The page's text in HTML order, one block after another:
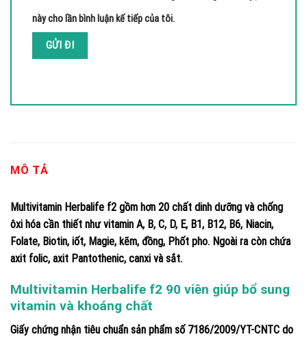
MÔ TẢ
Multivitamin Herbalife f2 gồm hơn 20 chất dinh dưỡng và chống
ôxi hóa cần thiết như vitamin A, B, C, D, E, B1, B12, B6, Niacin,
Folate, Biotin, iốt, Magie, kẽm, đồng, Phốt pho. Ngoài ra còn chứa
axit folic, axit Pantothenic, canxi và sắt.
Multivitamin Herbalife f2 90 viên giúp bổ sung
vitamin và khoáng chất
Giấy chứng nhận tiêu chuẩn sản phẩm số 7186/2009/YT-CNTC do
này cho lần bình luận kế tiếp của tôi.